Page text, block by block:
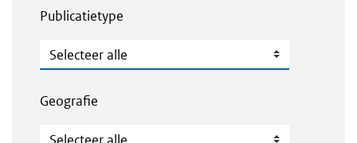
Publicatietype
Publicatietype
Geografie
Geografie